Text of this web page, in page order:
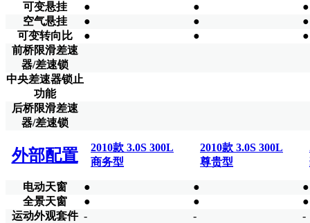
可变悬挂
● ●
●
空气悬挂
● ●
●
可变转向比
● ●
●
前桥限滑差速
器/差速锁
中央差速器锁止
功能
后桥限滑差速
器/差速锁
外部配置
2010款 3.0S 300L
商务型
2010款 3.0S 300L
尊贵型
电动天窗 ● ●
●
全景天窗
● ●
●
运动外观套件 - -
-